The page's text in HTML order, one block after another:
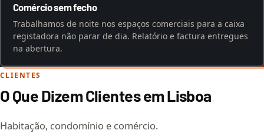
Comércio sem fecho
Trabalhamos de noite nos espaços comerciais para a caixa
registadora não parar de dia. Relatório e factura entregues
na abertura.
CLIENTES
O Que Dizem Clientes em Lisboa
Habitação, condomínio e comércio.